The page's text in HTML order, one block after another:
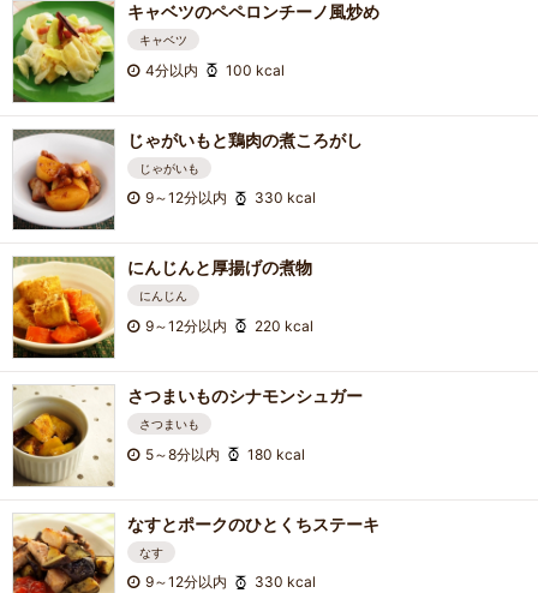
キャベツのペペロンチーノ風炒め
キャベツ
4分以内 100 kcal
じゃがいもと鶏肉の煮ころがし
じゃがいも
9～12分以内 330 kcal
にんじんと厚揚げの煮物
にんじん
9～12分以内 220 kcal
さつまいものシナモンシュガー
さつまいも
5～8分以内 180 kcal
なすとポークのひとくちステーキ
なす
9～12分以内 330 kcal